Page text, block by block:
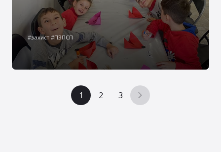
Під час ведення воєнного конфлікту діти
та їхні батьки відчули на собі надскладні
реалії війни, які змушували їх звертатися
за допомогою та психологічною
підтримкою
#захист #ПЗПСП
1 2 3